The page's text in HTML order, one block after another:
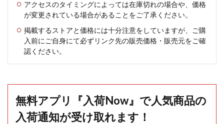
アクセスのタイミングによっては在庫切れの場合や、価格
が変更されている場合があることをご了承ください。
掲載するストアと価格には十分注意をしていますが、ご購
入前にご自身にて必ずリンク先の販売価格・販売元をご確
認ください。
無料アプリ『入荷Now』で人気商品の
入荷通知が受け取れます！